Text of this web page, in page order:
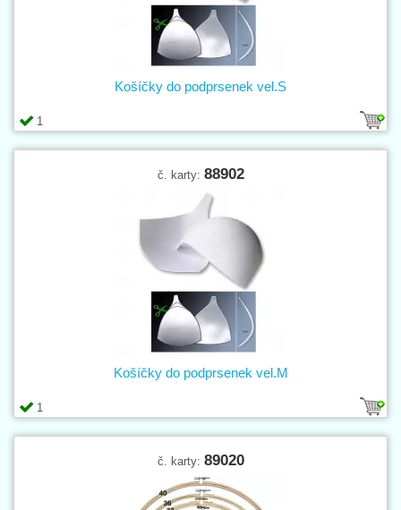
1
Košíčky do podprsenek vel.S
č. karty: 88902
1
Košíčky do podprsenek vel.M
č. karty: 89020